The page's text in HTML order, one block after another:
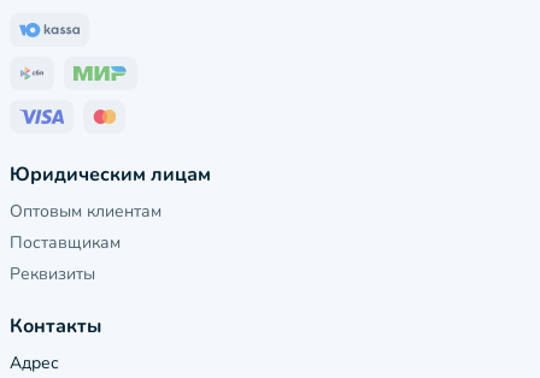
Юридическим лицам
Оптовым клиентам
Поставщикам
Реквизиты
Контакты
Адрес